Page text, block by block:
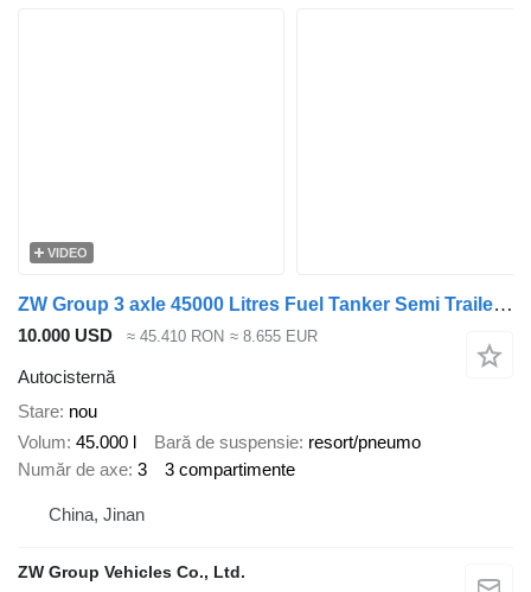
VIDEO
ZW Group 3 axle 45000 Litres Fuel Tanker Semi Trailer for UAE
10.000 USD ≈ 45.410 RON ≈ 8.655 EUR
Autocisternă
Stare nou
Volum 45.000 l Bară de suspensie resort/pneumo
Număr de axe 3 3 compartimente
China, Jinan
ZW Group Vehicles Co., Ltd.